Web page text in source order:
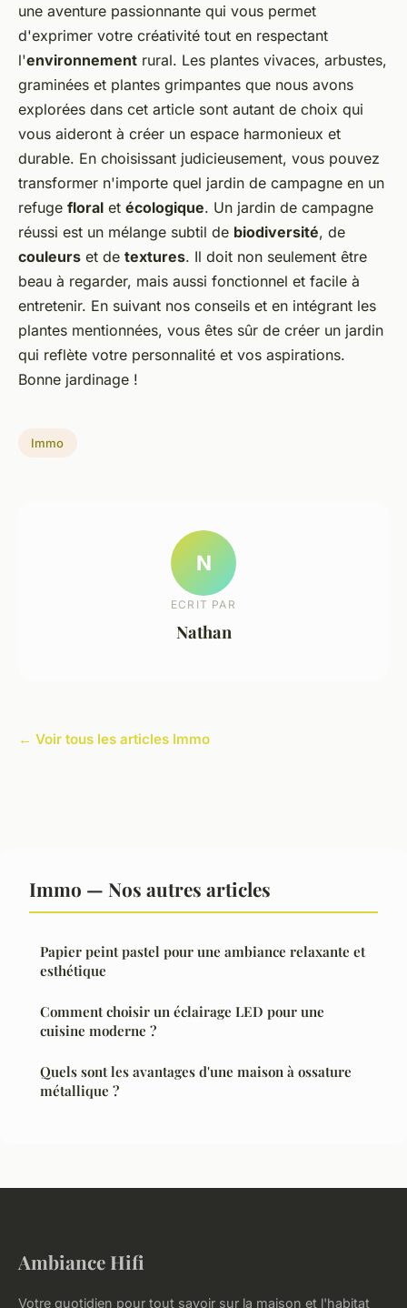
une aventure passionnante qui vous permet
d'exprimer votre créativité tout en respectant
l'environnement rural. Les plantes vivaces, arbustes,
graminées et plantes grimpantes que nous avons
explorées dans cet article sont autant de choix qui
vous aideront à créer un espace harmonieux et
durable. En choisissant judicieusement, vous pouvez
transformer n'importe quel jardin de campagne en un
refuge floral et écologique. Un jardin de campagne
réussi est un mélange subtil de biodiversité, de
couleurs et de textures. Il doit non seulement être
beau à regarder, mais aussi fonctionnel et facile à
entretenir. En suivant nos conseils et en intégrant les
plantes mentionnées, vous êtes sûr de créer un jardin
qui reflète votre personnalité et vos aspirations.
Bonne jardinage !
Immo
N
ECRIT PAR
Nathan
← Voir tous les articles Immo
Immo — Nos autres articles
Papier peint pastel pour une ambiance relaxante et
esthétique
Comment choisir un éclairage LED pour une
cuisine moderne ?
Quels sont les avantages d'une maison à ossature
métallique ?
Ambiance Hifi
Votre quotidien pour tout savoir sur la maison et l'habitat